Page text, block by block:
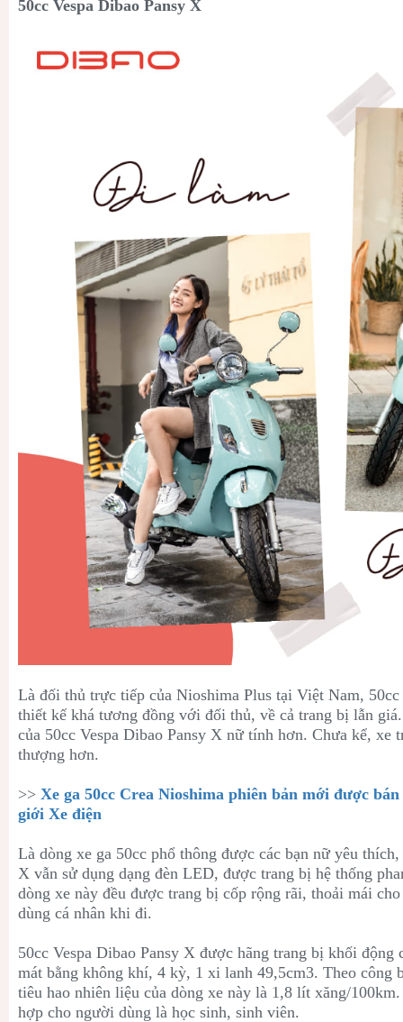
50cc Vespa Dibao Pansy X
Là đối thủ trực tiếp của Nioshima Plus tại Việt Nam, 50cc
thiết kế khá tương đồng với đối thủ, về cả trang bị lẫn
của 50cc Vespa Dibao Pansy X nữ tính hơn. Chưa kể, xe
thượng hơn.
>> Xe ga 50cc Crea Nioshima phiên bản mới được
giới Xe điện
Là dòng xe ga 50cc phổ thông được các bạn nữ yêu thích,
X vẫn sử dụng dạng đèn LED, được trang bị hệ thống
dòng xe này đều được trang bị cốp rộng rãi, thoải mái
dùng cá nhân khi đi.
50cc Vespa Dibao Pansy X được hãng trang bị khối động
mát bằng không khí, 4 kỳ, 1 xi lanh 49,5cm3. Theo công
tiêu hao nhiên liệu của dòng xe này là 1,8 lít xăng/
hợp cho người dùng là học sinh, sinh viên.